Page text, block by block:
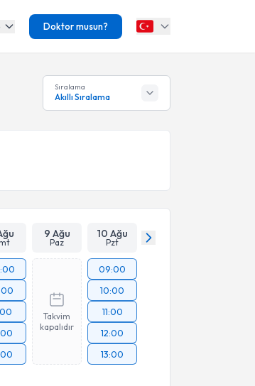
Doktor musun?
Sıralama
Akıllı Sıralama
9 Ağu
Paz
10 Ağu
Pzt
Takvim
kapalıdır
09:00
10:00
11:00
12:00
13:00